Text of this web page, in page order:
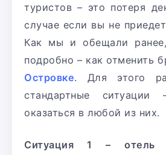
туристов – это потеря
случае если вы не
Как мы и обещали ранее,
подробно – как отменить
Островке. Для этого
стандартные
оказаться в любой из них.
Ситуация 1 – отель